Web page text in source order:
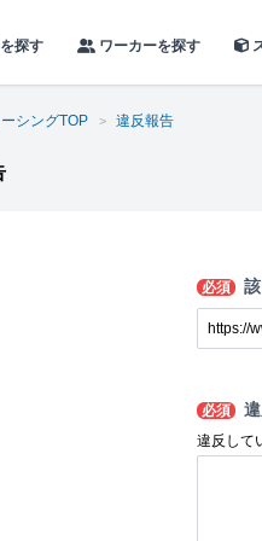
探す ワーカーを探す
シングTOP 違反報告
必須
必須
違反して